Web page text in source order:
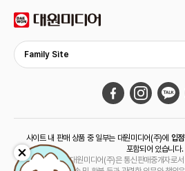
Family Site
사이트 내 판매 상품 중 일부는 대원미디어(주)에 입
포함되어 있습니다.
해당 상품의 경우 대원미디어(주)은 통신판매중개자로